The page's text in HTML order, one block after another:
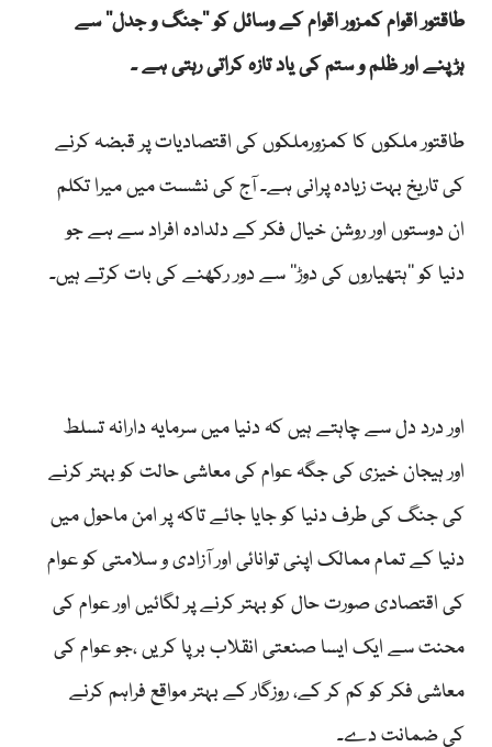
طاقتور اقوام کمزور اقوام کے وسائل کو ’’جنگ و جدل‘‘ سے
ہڑپنے اور ظلم و ستم کی یاد تازہ کراتی رہتی ہے ۔
طاقتور ملکوں کا کمزورملکوں کی اقتصادیات پر قبضہ کرنے
کی تاریخ بہت زیادہ پرانی ہے۔ آج کی نشست میں میرا تکلم
ان دوستوں اور روشن خیال فکر کے دلدادہ افراد سے ہے جو
دنیا کو ’’ہتھیاروں کی دوڑ‘‘ سے دور رکھنے کی بات کرتے ہیں۔
اور درد دل سے چاہتے ہیں کہ دنیا میں سرمایہ دارانہ تسلط
اور ہیجان خیزی کی جگہ عوام کی معاشی حالت کو بہتر کرنے
کی جنگ کی طرف دنیا کو جایا جائے تاکہ پر امن ماحول میں
دنیا کے تمام ممالک اپنی توانائی اور آزادی و سلامتی کو عوام
کی اقتصادی صورت حال کو بہتر کرنے پر لگائیں اور عوام کی
محنت سے ایک ایسا صنعتی انقلاب برپا کریں ،جو عوام کی
معاشی فکر کو کم کر کے، روزگار کے بہتر مواقع فراہم کرنے
کی ضمانت دے۔